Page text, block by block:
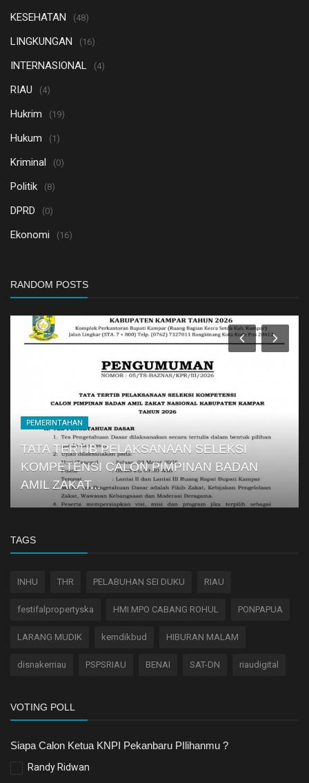
KESEHATAN (48)
LINGKUNGAN (16)
INTERNASIONAL (4)
RIAU (4)
Hukrim (19)
Hukum (1)
Kriminal (0)
Politik (8)
DPRD (0)
Ekonomi (16)
RANDOM POSTS
PEMERINTAHAN
TATA TERTIB PELAKSANAAN SELEKSI
KOMPETENSI CALON PIMPINAN BADAN
AMIL ZAKAT...
TAGS
INHU THR PELABUHAN SEI DUKU RIAU
festifalpropertyska HMI MPO CABANG ROHUL PONPAPUA
LARANG MUDIK kemdikbud HIBURAN MALAM
disnakerriau PSPSRIAU BENAI SAT-DN riaudigital
VOTING POLL
Siapa Calon Ketua KNPI Pekanbaru PIlihanmu ?
Randy Ridwan